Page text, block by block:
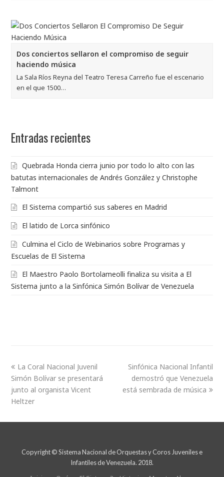
Dos conciertos sellaron el compromiso de seguir
haciendo música
La Sala Ríos Reyna del Teatro Teresa Carreño fue el escenario
en el que 1500…
Entradas recientes
Quebrada Honda cierra junio por todo lo alto con las
batutas internacionales de Andrés González y Christophe
Talmont
El Sistema compartió sus saberes en Madrid
El latido de Lorca sinfónico
Culmina el Ciclo de Webinarios sobre Programas y
Escuelas de El Sistema
El Maestro Paolo Bortolameolli finaliza su visita a El
Sistema junto a la Sinfónica Simón Bolívar de Venezuela
La Coral Nacional Juvenil
Simón Bolívar se presentará
junto al organista Vicent
Heltzer
Sinfónica Nacional Infantil
demostró que Venezuela
está sembrada de música
Copyright © Sistema Nacional de Orquestas y Coros Juveniles e
Infantiles de Venezuela. 2018.